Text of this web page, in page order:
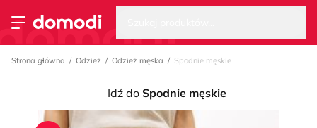
Przełącz menu
Strona główna
Strona główna Odzież Odzież męska Spodnie męskie
Idź do Spodnie męskie